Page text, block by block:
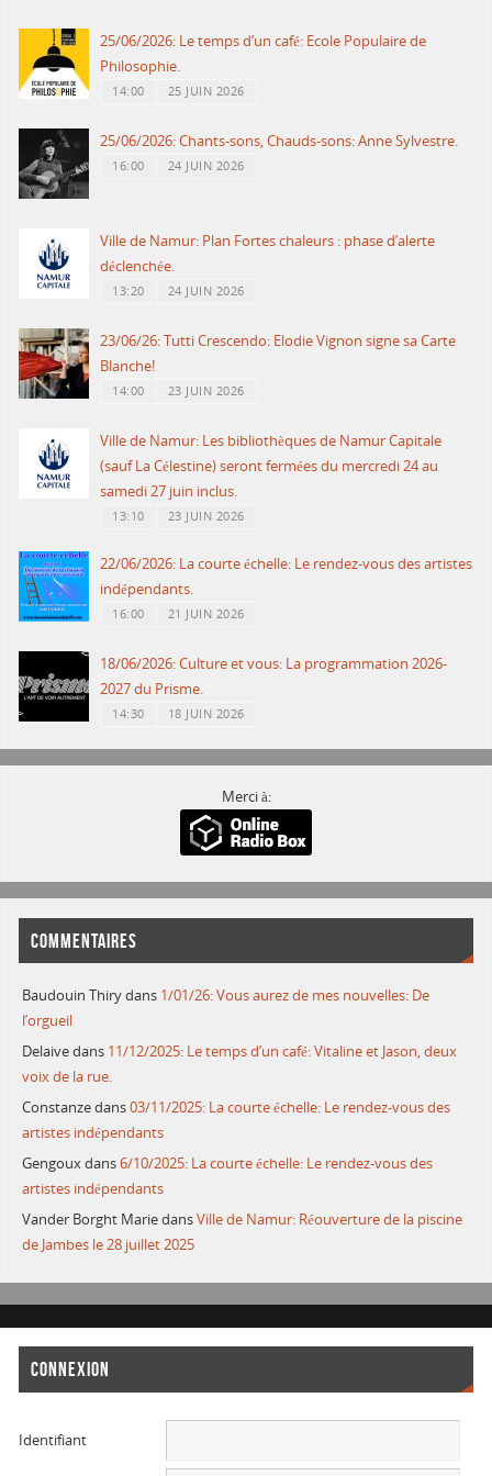
25/06/2026: Le temps d’un café: Ecole Populaire de
Philosophie.
14:00 25 JUIN 2026
25/06/2026: Chants-sons, Chauds-sons: Anne Sylvestre.
16:00 24 JUIN 2026
Ville de Namur: Plan Fortes chaleurs : phase d’alerte
déclenchée.
13:20 24 JUIN 2026
23/06/26: Tutti Crescendo: Elodie Vignon signe sa Carte
Blanche!
14:00 23 JUIN 2026
Ville de Namur: Les bibliothèques de Namur Capitale
(sauf La Célestine) seront fermées du mercredi 24 au
samedi 27 juin inclus.
13:10 23 JUIN 2026
22/06/2026: La courte échelle: Le rendez-vous des artistes
indépendants.
16:00 21 JUIN 2026
18/06/2026: Culture et vous: La programmation 2026-
2027 du Prisme.
14:30 18 JUIN 2026
Merci à:
COMMENTAIRES
Baudouin Thirydans 1/01/26: Vous aurez de mes nouvelles: De
l’orgueil
Delaivedans 11/12/2025: Le temps d’un café: Vitaline et Jason, deux
voix de la rue.
Constanzedans03/11/2025: La courte échelle: Le rendez-vous des
artistes indépendants
Gengouxdans6/10/2025: La courte échelle: Le rendez-vous des
artistes indépendants
Vander Borght MariedansVille de Namur: Réouverture de la piscine
de Jambes le 28 juillet 2025
CONNEXION
Identifiant